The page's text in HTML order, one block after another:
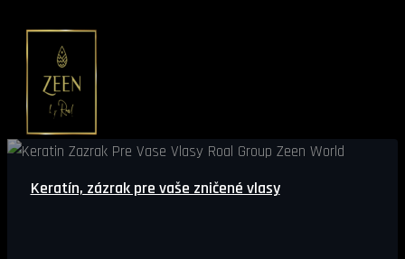
Keratín, zázrak pre vaše zničené vlasy